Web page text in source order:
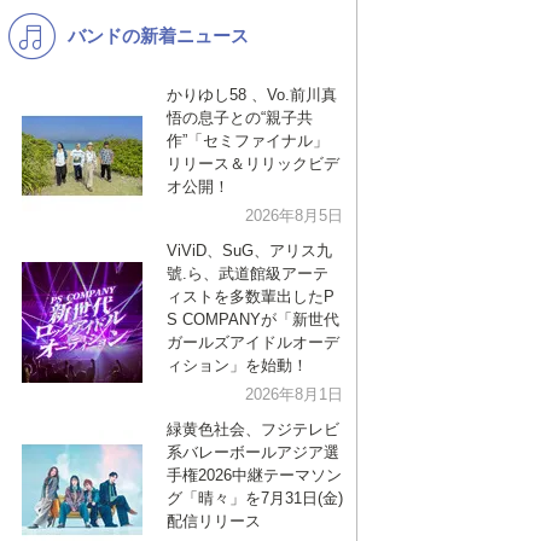
K-POP 洋楽
演歌・歌謡
VTuber ジャニーズ
バンドの新着ニュース
かりゆし58 、Vo.前川真
悟の息子との“親子共
作”「セミファイナル」
リリース＆リリックビデ
オ公開！
2026年8月5日
ViViD、SuG、アリス九
號.ら、武道館級アーテ
ィストを多数輩出したP
S COMPANYが「新世代
ガールズアイドルオーデ
ィション」を始動！
2026年8月1日
緑黄色社会、フジテレビ
系バレーボールアジア選
手権2026中継テーマソン
グ「晴々」を7月31日(金)
配信リリース